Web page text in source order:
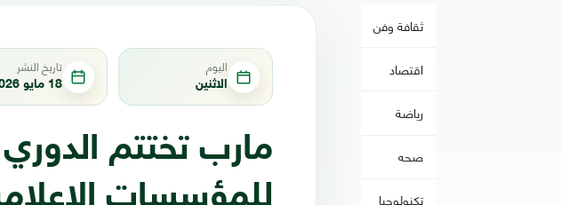
ثقافة وفن
اقتصاد
رياضة
صحه
تكنولوجيا
اليوم
الاثنين
تاريخ النشر
18 مايو 2026
مارب تختتم